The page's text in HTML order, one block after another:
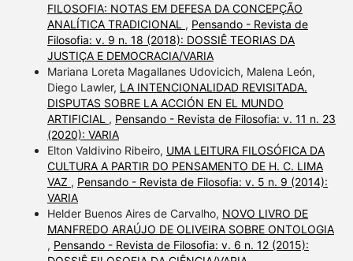
FILOSOFIA: NOTAS EM DEFESA DA CONCEPÇÃO
ANALÍTICA TRADICIONAL , Pensando - Revista de
Filosofia: v. 9 n. 18 (2018): DOSSIÊ TEORIAS DA
JUSTIÇA E DEMOCRACIA/VARIA
Mariana Loreta Magallanes Udovicich, Malena León,
Diego Lawler, LA INTENCIONALIDAD REVISITADA.
DISPUTAS SOBRE LA ACCIÓN EN EL MUNDO
ARTIFICIAL , Pensando - Revista de Filosofia: v. 11 n. 23
(2020): VARIA
Elton Valdivino Ribeiro, UMA LEITURA FILOSÓFICA DA
CULTURA A PARTIR DO PENSAMENTO DE H. C. LIMA
VAZ , Pensando - Revista de Filosofia: v. 5 n. 9 (2014):
VARIA
Helder Buenos Aires de Carvalho, NOVO LIVRO DE
MANFREDO ARAÚJO DE OLIVEIRA SOBRE ONTOLOGIA
, Pensando - Revista de Filosofia: v. 6 n. 12 (2015):